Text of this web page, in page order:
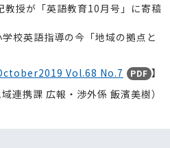
教授が「英語教育10月号」に寄稿
校英語指導の今「地域の拠点と
Vol.68 No.7 PDF 】
域連携課 広報・渉外係 飯濱美樹）